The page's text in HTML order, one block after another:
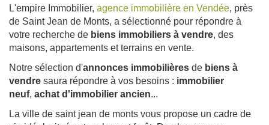
L'empire Immobilier, agence immobilière en Vendée, près
de Saint Jean de Monts, a sélectionné pour répondre à
votre recherche de biens immobiliers à vendre, des
maisons, appartements et terrains en vente.
Notre sélection d'annonces immobilières de biens à
vendre saura répondre à vos besoins : immobilier
neuf, achat d'immobilier ancien...
La ville de saint jean de monts vous propose un cadre de